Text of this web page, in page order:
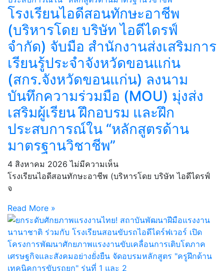
โรงเรียนไอดีสอนทักษะอาชีพ
(บริหารโดย บริษัท ไอดีไดรฟ์
จำกัด) จับมือ สำนักงานส่งเสริมการ
เรียนรู้ประจำจังหวัดขอนแก่น
(สกร.จังหวัดขอนแก่น) ลงนาม
บันทึกความร่วมมือ (MOU) มุ่งส่ง
เสริมผู้เรียน ฝึกอบรม และฝึก
ประสบการณ์ใน “หลักสูตรด้าน
มาตรฐานวิชาชีพ”
4 สิงหาคม 2026ไม่มีความเห็น
โรงเรียนไอดีสอนทักษะอาชีพ (บริหารโดย บริษัท ไอดีไดรฟ์
จ
Read More »